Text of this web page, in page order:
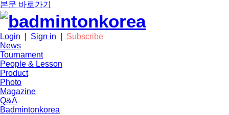
본문 바로가기
Login Sign in
Subscribe
News
Tournament
People & Lesson
Product
Photo
Magazine
Q&A
Badmintonkorea